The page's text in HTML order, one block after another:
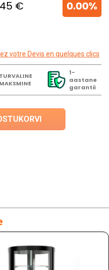
€ 0.00%
votre Devis en quelques clics
TURVALINE
MAKSMINE
1-
aastane
garantii